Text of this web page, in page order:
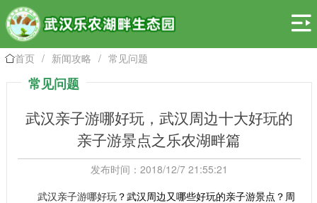

首页 / 新闻攻略 / 常见问题
常见问题
武汉亲子游哪好玩，武汉周边十大好玩的
亲子游景点之乐农湖畔篇
发布时间：2018/12/7 21:55:21
武汉亲子游哪好玩 ？武汉周边又哪些好玩的亲子游景点？周